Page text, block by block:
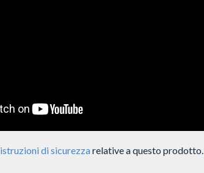
istruzioni di sicurezzarelative a questo prodotto.